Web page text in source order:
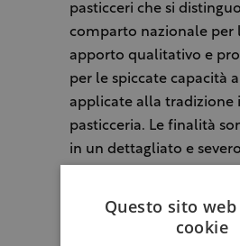
pasticceri che si
comparto nazionale per
apporto qualitativo e
per le spiccate capacità
applicate alla tradizione
pasticceria. Le finalità
in un dettagliato e
dei pasticceri e allo
Questo sito
cookie